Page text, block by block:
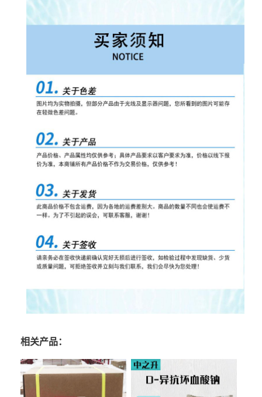
相关产品：